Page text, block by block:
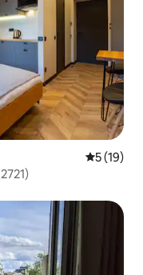
5 de uma
5 (19)